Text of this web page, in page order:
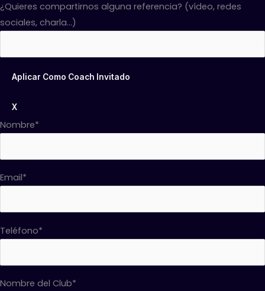
¿Quieres compartirnos alguna referencia? (vídeo, redes
sociales, charla...)
X
Nombre*
Email*
Teléfono*
Nombre del Club*